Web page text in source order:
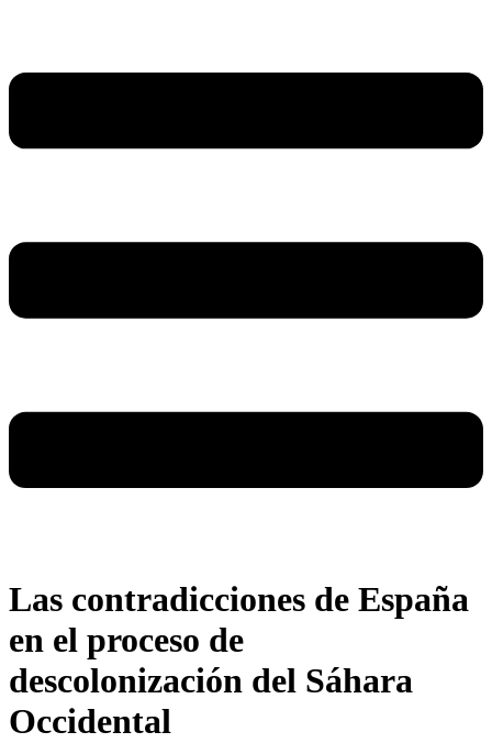
Las contradicciones de España
en el proceso de
descolonización del Sáhara
Occidental